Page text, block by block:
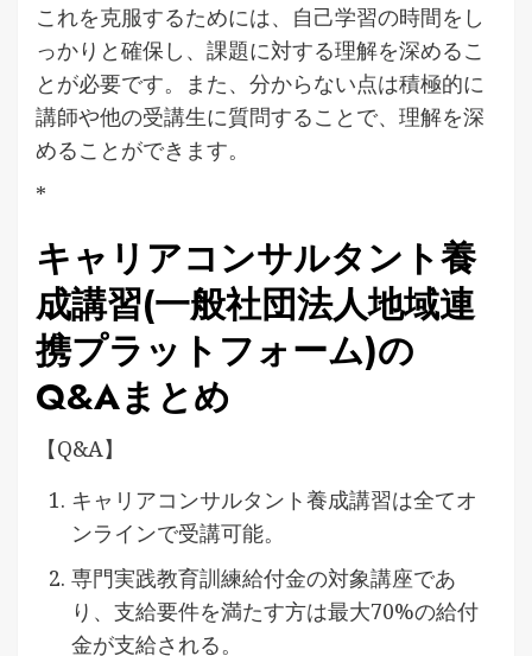
これを克服するためには、自己学習の時間をし
っかりと確保し、課題に対する理解を深めるこ
とが必要です。また、分からない点は積極的に
講師や他の受講生に質問することで、理解を深
めることができます。
*
キャリアコンサルタント養
成講習(一般社団法人地域連
携プラットフォーム)の
Q&Aまとめ
【Q&A】
キャリアコンサルタント養成講習は全てオ
ンラインで受講可能。
専門実践教育訓練給付金の対象講座であ
り、支給要件を満たす方は最大70%の給付
金が支給される。